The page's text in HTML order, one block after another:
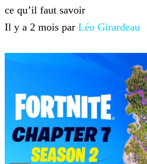
ce qu’il faut savoir
Il y a 2 mois par Léo Girardeau